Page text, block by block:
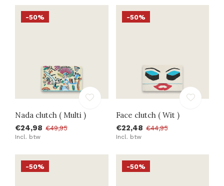
-50%
Nada clutch ( Multi )
€24,98 €49,95
Incl. btw
-50%
Face clutch ( Wit )
€22,48 €44,95
Incl. btw
-50% -50%